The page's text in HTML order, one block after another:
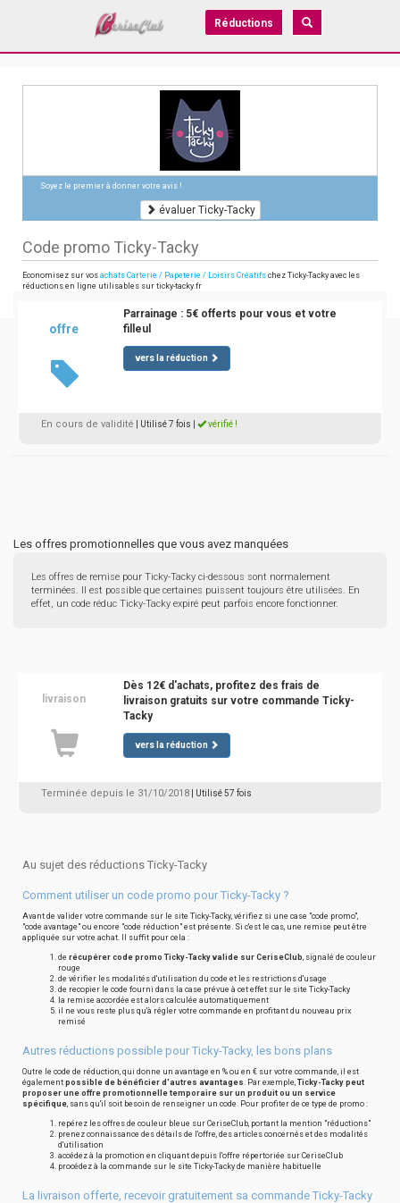
Réductions
Soyez le premier à donner votre avis !
évaluer Ticky-Tacky
Code promo Ticky-Tacky
Economisez sur vos achats Carterie / Papeterie / Loisirs Créatifs chez Ticky-Tacky avec les
réductions en ligne utilisables sur ticky-tacky.fr
offre
Parrainage : 5€ offerts pour vous et votre
filleul
vers la réduction
En cours de validité | Utilisé 7 fois vérifié !
Les offres promotionnelles que vous avez manquées
Les offres de remise pour Ticky-Tacky ci-dessous sont normalement
terminées. Il est possible que certaines puissent toujours être utilisées. En
effet, un code réduc Ticky-Tacky expiré peut parfois encore fonctionner.
livraison
Dès 12€ d'achats, profitez des frais de
livraison gratuits sur votre commande Ticky-
Tacky
vers la réduction
Terminée depuis le 31/10/2018 | Utilisé 57 fois
Au sujet des réductions Ticky-Tacky
Comment utiliser un code promo pour Ticky-Tacky ?
Avant de valider votre commande sur le site Ticky-Tacky, vérifiez si une case "code promo",
"code avantage" ou encore "code réduction" est présente. Si c'est le cas, une remise peut être
appliquée sur votre achat. Il suffit pour cela :
de récupérer code promo Ticky-Tacky valide sur CeriseClub, signalé de couleur
rouge
de vérifier les modalités d'utilisation du code et les restrictions d'usage
de recopier le code fourni dans la case prévue à cet effet sur le site Ticky-Tacky
la remise accordée est alors calculée automatiquement
il ne vous reste plus qu'à régler votre commande en profitant du nouveau prix
remisé
Autres réductions possible pour Ticky-Tacky, les bons plans
Outre le code de réduction, qui donne un avantage en % ou en € sur votre commande, il est
également possible de bénéficier d'autres avantages. Par exemple,Ticky-Tacky peut
proposer une offre promotionnelle temporaire sur un produit ou un service
spécifique, sans qu'il soit besoin de renseigner un code. Pour profiter de ce type de promo :
repérez les offres de couleur bleue sur CeriseClub, portant la mention "réductions"
prenez connaissance des détails de l'offre, des articles concernés et des modalités
d'utilisation
accédez à la promotion en cliquant depuis l'offre répertoriée sur CeriseClub
procédez à la commande sur le site Ticky-Tacky de manière habituelle
La livraison offerte, recevoir gratuitement sa commande Ticky-Tacky